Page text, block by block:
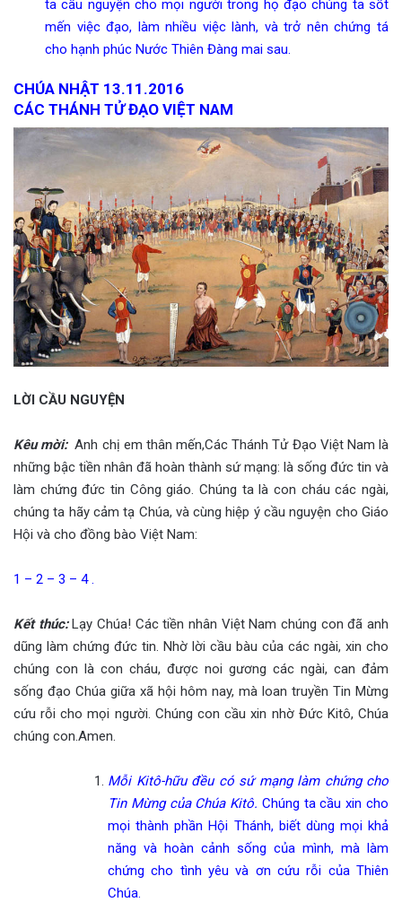
ta cầu nguyện cho mọi người trong họ đạo chúng ta sốt
mến việc đạo, làm nhiều việc lành, và trở nên chứng tá
cho hạnh phúc Nước Thiên Đàng mai sau.
CHÚA NHẬT 13.11.2016
CÁC THÁNH TỬ ĐẠO VIỆT NAM
LỜI CẦU NGUYỆN
Kêu mời:Anh chị em thân mến,Các Thánh Tử Đạo Việt Nam là
những bậc tiền nhân đã hoàn thành sứ mạng: là sống đức tin và
làm chứng đức tin Công giáo. Chúng ta là con cháu các ngài,
chúng ta hãy cảm tạ Chúa, và cùng hiệp ý cầu nguyện cho Giáo
Hội và cho đồng bào Việt Nam:
1 – 2 – 3 – 4 .
Kết thúc:Lạy Chúa! Các tiền nhân Việt Nam chúng con đã anh
dũng làm chứng đức tin. Nhờ lời cầu bàu của các ngài, xin cho
chúng con là con cháu, được noi gương các ngài, can đảm
sống đạo Chúa giữa xã hội hôm nay, mà loan truyền Tin Mừng
cứu rỗi cho mọi người. Chúng con cầu xin nhờ Đức Kitô, Chúa
chúng con.Amen.
Mỗi Kitô-hữu đều có sứ mạng làm chứng cho
Tin Mừng của Chúa Kitô. Chúng ta cầu xin cho
mọi thành phần Hội Thánh, biết dùng mọi khả
năng và hoàn cảnh sống của mình, mà làm
chứng cho tình yêu và ơn cứu rỗi của Thiên
Chúa.